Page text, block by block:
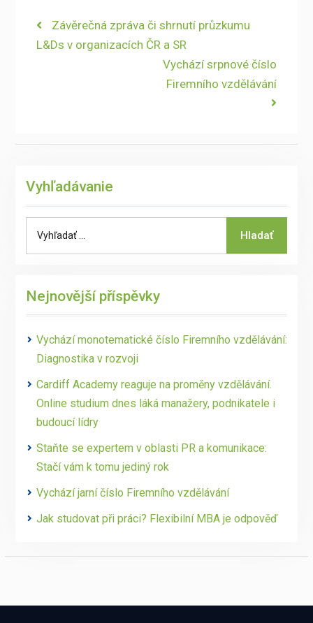
Navigace
pro
Previous
post:
Závěrečná zpráva či shrnutí průzkumu
L&Ds v organizacích ČR a SR
Next
post:
Vychází srpnové číslo
Firemního vzdělávání
Vyhľadávanie
Hladať
Nejnovější příspěvky
Vychází monotematické číslo Firemního vzdělávání:
Diagnostika v rozvoji
Cardiff Academy reaguje na proměny vzdělávání.
Online studium dnes láká manažery, podnikatele i
budoucí lídry
Staňte se expertem v oblasti PR a komunikace:
Stačí vám k tomu jediný rok
Vychází jarní číslo Firemního vzdělávání
Jak studovat při práci? Flexibilní MBA je odpověď